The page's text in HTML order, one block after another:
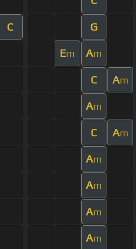
C G
Em Am
C Am
Am
C Am
Am
Am
Am
Am